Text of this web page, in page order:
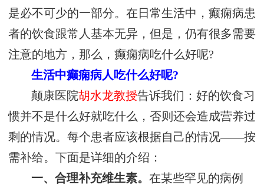
是必不可少的一部分。在日常生活中，癫痫病患
者的饮食跟常人基本无异，但是，仍有很多需要
注意的地方，那么，癫痫病吃什么好呢?
生活中癫痫病人吃什么好呢?
颠康医院胡水龙教授告诉我们：好的饮食习
惯并不是什么好就吃什么，否则还会造成营养过
剩的情况。每个患者应该根据自己的情况——按
需补给。下面是详细的介绍：
一、合理补充维生素。在某些罕见的病例